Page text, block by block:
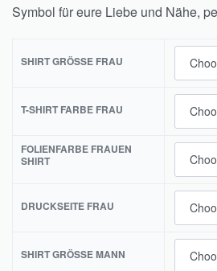
Symbol für eure Liebe und Nähe,
SHIRT GRÖSSE FRAU
T-SHIRT FARBE FRAU
FOLIENFARBE FRAUEN
SHIRT
DRUCKSEITE FRAU
SHIRT GRÖSSE MANN